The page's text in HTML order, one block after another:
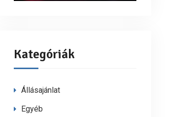
Kategóriák
Állásajánlat
Egyéb